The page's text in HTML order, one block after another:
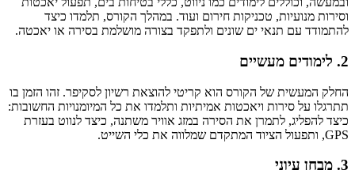
וסירות מנועיות, טכניקות חירום ועוד. במהלך הקורס, תלמדו כיצד
להתמודד עם תנאי ים שונים ולתפקד בצורה מושלמת בסירה או יאכטה.
2. לימודים מעשיים
החלק המעשית של הקורס הוא קריטי להוצאת רשיון לסקיפר. זהו הזמן בו
תתרגלו על סירות ויאכטות אמיתיות ותלמדו את כל המיומנויות החשובות:
כיצד להפליג, לתמרן את הסירה במזג אוויר משתנה, כיצד לנווט בעזרת
GPS, ותפעול הציוד המתקדם שמלווה את כלי השייט.
3. מבחן עיוני